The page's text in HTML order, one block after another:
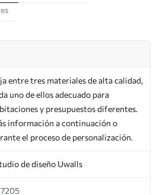
entre tres materiales de alta calidad,
uno de ellos adecuado para
y presupuestos diferentes.
información a continuación o
el proceso de personalización.
de diseño Uwalls